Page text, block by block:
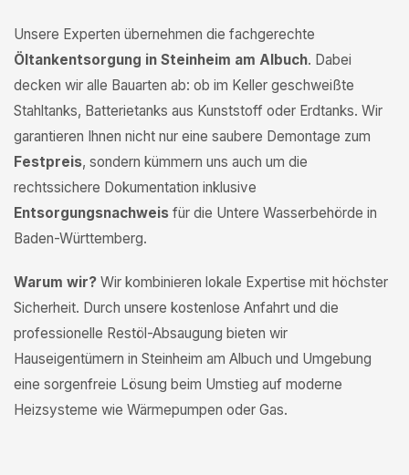
Unsere Experten übernehmen die fachgerechte
Öltankentsorgung in Steinheim am Albuch. Dabei
decken wir alle Bauarten ab: ob im Keller geschweißte
Stahltanks, Batterietanks aus Kunststoff oder Erdtanks. Wir
garantieren Ihnen nicht nur eine saubere Demontage zum
Festpreis, sondern kümmern uns auch um die
rechtssichere Dokumentation inklusive
Entsorgungsnachweis für die Untere Wasserbehörde in
Baden-Württemberg.
Warum wir? Wir kombinieren lokale Expertise mit höchster
Sicherheit. Durch unsere kostenlose Anfahrt und die
professionelle Restöl-Absaugung bieten wir
Hauseigentümern in Steinheim am Albuch und Umgebung
eine sorgenfreie Lösung beim Umstieg auf moderne
Heizsysteme wie Wärmepumpen oder Gas.